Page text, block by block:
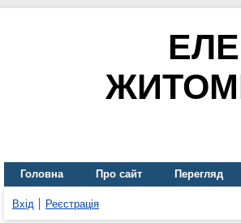
Головна Про сайт Перегляд
Вхід Реєстрація